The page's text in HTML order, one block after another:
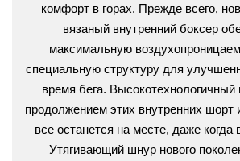
комфорт в горах. Прежде всего,
вязаный внутренний боксер
максимальную
специальную структуру для
время бега. Высокотехнологичный
продолжением этих внутренних шорт
все останется на месте, даже когда
Утягивающий шнур нового